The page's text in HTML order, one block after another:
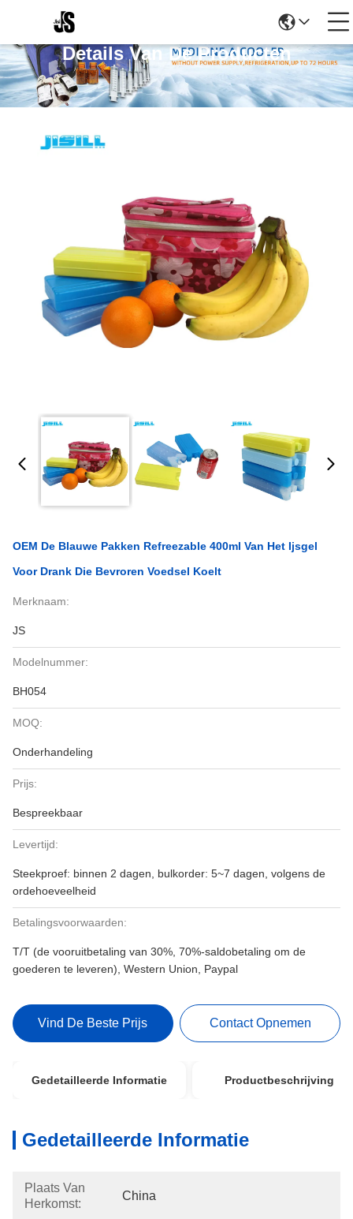
Details Van De Producten
OEM De Blauwe Pakken Refreezable 400ml Van Het Ijsgel
Voor Drank Die Bevroren Voedsel Koelt
Merknaam:
JS
Modelnummer:
BH054
MOQ:
Onderhandeling
Prijs:
Bespreekbaar
Levertijd:
Steekproef: binnen 2 dagen, bulkorder: 5~7 dagen, volgens de
ordehoeveelheid
Betalingsvoorwaarden:
T/T (de vooruitbetaling van 30%, 70%-saldobetaling om de
goederen te leveren), Western Union, Paypal
Vind De Beste Prijs Contact Opnemen
Gedetailleerde Informatie Productbeschrijving
Gedetailleerde Informatie
Plaats Van
Herkomst:
China